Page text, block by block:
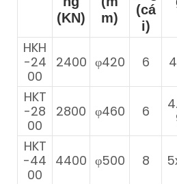
(KN)
m)
(cá
i)
HKH
-24
00
2400 φ420 6
HKT
-28
00
2800 φ460 6
HKT
-44
00
4400 φ500 8